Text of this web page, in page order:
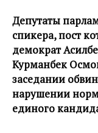
Депутаты
спикера, пост
демократ
Курманбек
заседании
нарушении
единого